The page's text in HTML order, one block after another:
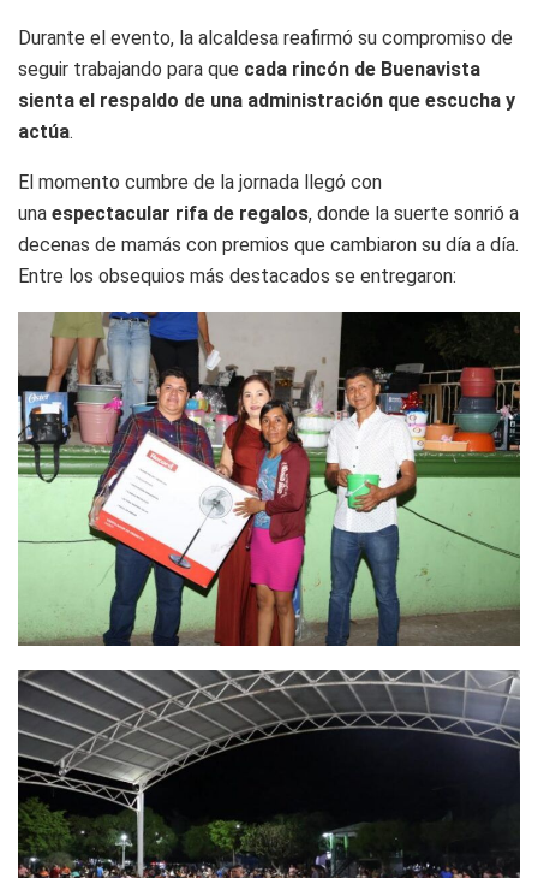
Durante el evento, la alcaldesa reafirmó su compromiso de
seguir trabajando para que cada rincón de Buenavista
sienta el respaldo de una administración que escucha y
actúa.
El momento cumbre de la jornada llegó con
una espectacular rifa de regalos, donde la suerte sonrió a
decenas de mamás con premios que cambiaron su día a día.
Entre los obsequios más destacados se entregaron: